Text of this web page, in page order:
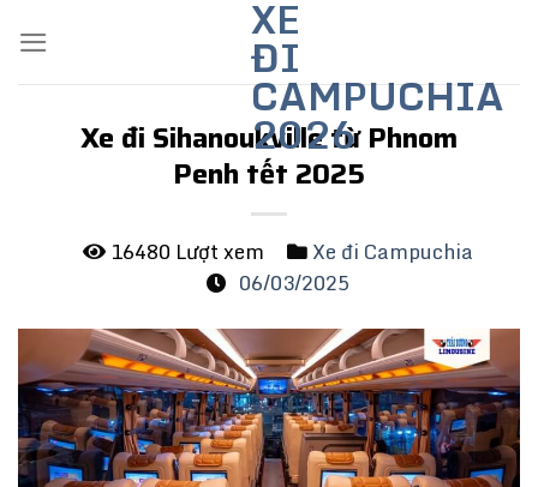
content
XE
ĐI
CAMPUCHIA
2026
Xe đi Sihanoukville từ Phnom
Penh tết 2025
16480 Lượt xem
Xe đi Campuchia
06/03/2025